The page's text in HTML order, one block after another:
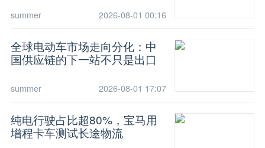
summer 2026-08-01 00:16
全球电动车市场走向分化：中
国供应链的下一站不只是出口
summer 2026-08-01 17:07
纯电行驶占比超80%，宝马用
增程卡车测试长途物流